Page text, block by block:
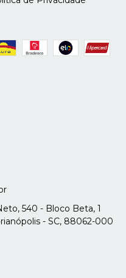
540 - Bloco Beta, 1
- SC, 88062-000